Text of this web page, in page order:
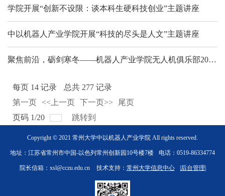
学院开展“创新不设限：谈本科生硬科技创业”主题讲座
中以机器人产业学院开展“科技的尽头是人文”主题讲座
聚焦前沿，砺剑寒冬——机器人产业学院无人机俱乐部2025-2026学年寒假系列科创活动圆满收官
每页 14 记录 总共 277 记录
第一页
<<上一页 下一页>>
尾页
页码 1/20 跳转到
Copyright © 2021 常州大学中以机器人产业学院 All rights reserved.
地址：江苏省常州市中国-以色列常州创新园10号楼7楼 电话：0519-86334774
院长信箱：xsl@cczu.edu.cn 技术支持： 常州大学信息中心 |后台管理|